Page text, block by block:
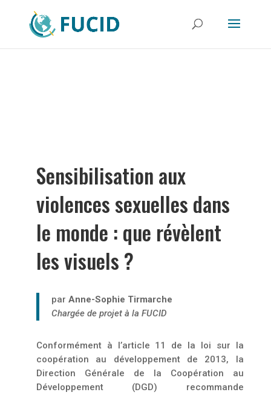
Sensibilisation aux
violences sexuelles dans
le monde : que révèlent
les visuels ?
par Anne-Sophie Tirmarche
Chargée de projet à la FUCID
Conformément à l’article 11 de la loi sur la
coopération au développement de 2013, la
Direction Générale de la Coopération au
Développement (DGD) recommande